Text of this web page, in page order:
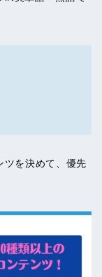
ツを決めて、優先